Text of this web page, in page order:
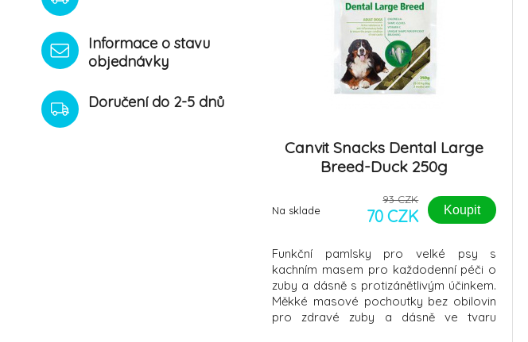
Informace o stavu
objednávky
Doručení do 2-5 dnů
Canvit Snacks Dental Large
Breed-Duck 250g
Na sklade
93 CZK
70 CZK Koupit
Funkční pamlsky pro velké psy s
kachním masem pro každodenní péči o
zuby a dásně s protizánětlivým účinkem.
Měkké masové pochoutky bez obilovin
pro zdravé zuby a dásně ve tvaru